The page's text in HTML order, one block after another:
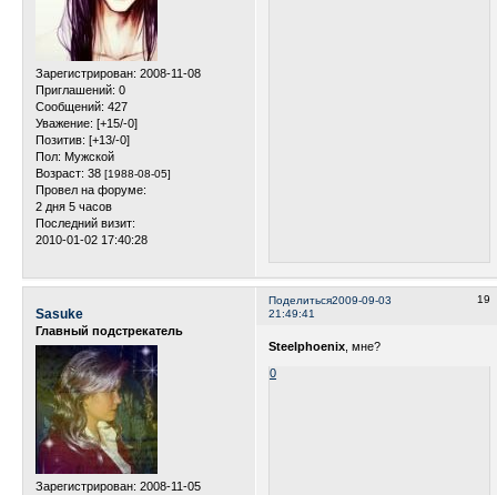
Зарегистрирован: 2008-11-08
Приглашений: 0
Сообщений: 427
Уважение: [+15/-0]
Позитив: [+13/-0]
Пол: Мужской
Возраст: 38 [1988-08-05]
Провел на форуме:
2 дня 5 часов
Последний визит:
2010-01-02 17:40:28
Поделиться 19
2009-09-03
21:49:41
Sasuke
Главный подстрекатель
Зарегистрирован: 2008-11-05
Steelphoenix , мне?
0